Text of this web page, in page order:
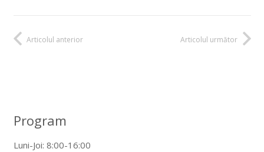
Articolul anterior Articolul următor
Program
Luni-Joi: 8:00-16:00